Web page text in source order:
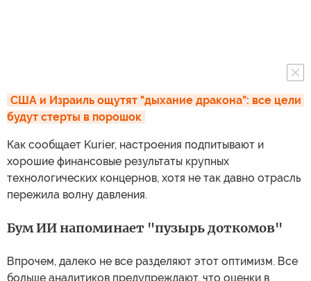
США и Израиль ощутят "дыхание дракона": все цели
будут стерты в порошок
Как сообщает Kurier, настроения подпитывают и
хорошие финансовые результаты крупных
технологических концернов, хотя не так давно отрасль
пережила волну давления.
Бум ИИ напоминает "пузырь доткомов"
Впрочем, далеко не все разделяют этот оптимизм. Все
больше аналитиков предупреждают, что оценки в